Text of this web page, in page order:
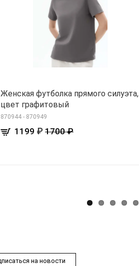
Женская футболка прямого силуэта,
цвет графитовый
870944 - 870949
1199 ₽ 1700 ₽